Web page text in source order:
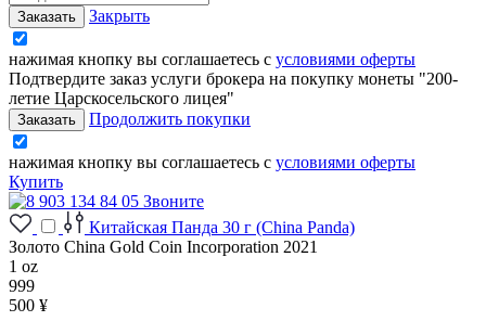
Закрыть
нажимая кнопку вы соглашаетесь с условиями оферты
Подтвердите заказ услуги брокера на покупку монеты "200-
летие Царскосельского лицея"
Продолжить покупки
нажимая кнопку вы соглашаетесь с условиями оферты
Купить
Звоните
Китайская Панда 30 г (China Panda)
Золото China Gold Coin Incorporation 2021
1 oz
999
500 ¥